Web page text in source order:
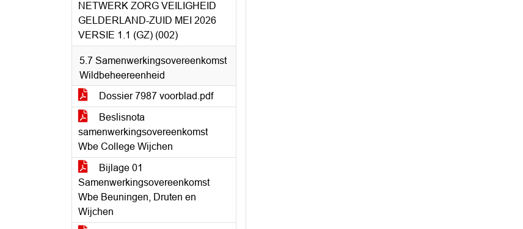
NETWERK ZORG VEILIGHEID
GELDERLAND-ZUID MEI 2026
VERSIE 1.1 (GZ) (002)
5.7 Samenwerkingsovereenkomst
Wildbeheereenheid
Dossier 7987 voorblad.pdf
Beslisnota
samenwerkingsovereenkomst
Wbe College Wijchen
Bijlage 01
Samenwerkingsovereenkomst
Wbe Beuningen, Druten en
Wijchen